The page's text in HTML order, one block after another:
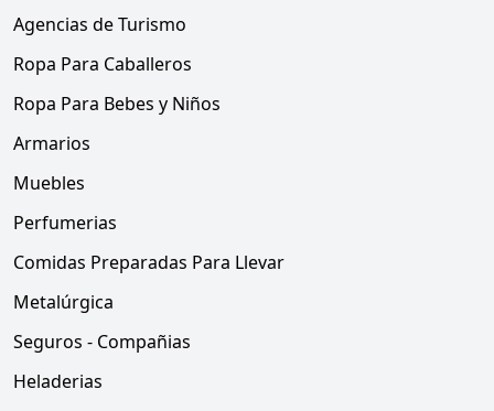
Agencias de Turismo
Ropa Para Caballeros
Ropa Para Bebes y Niños
Armarios
Muebles
Perfumerias
Comidas Preparadas Para Llevar
Metalúrgica
Seguros - Compañias
Heladerias